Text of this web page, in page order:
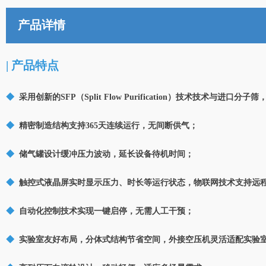
| 产品特点
◆ 采用创新的SFP（Split Flow Purification）技术技术与进口分子筛
◆ 精密制造结构支持365天连续运行，无间断供气；
◆ 储气罐设计缓冲压力波动，延长设备待机时间；
◆ 触控式液晶屏实时显示压力、时长等运行状态，物联网技术支持远
◆ 自动化控制技术实现一键启停，无需人工干预；
◆ 实验室友好布局，分体式结构节省空间，外接空压机灵活适配实验
产品详情